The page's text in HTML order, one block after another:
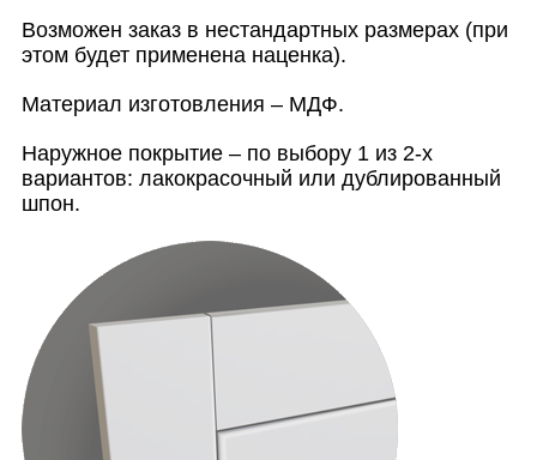
Возможен заказ в нестандартных размерах (при
этом будет применена наценка).
Материал изготовления – МДФ.
Наружное покрытие – по выбору 1 из 2-х
вариантов: лакокрасочный или дублированный
шпон.